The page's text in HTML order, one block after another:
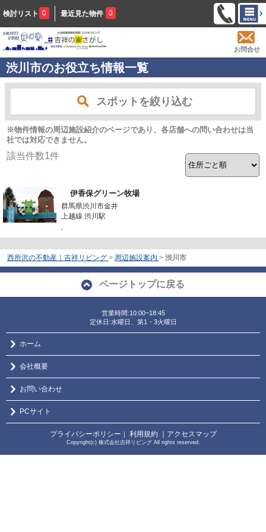
検討リスト 0 最近見た物件 0
お問合せ
渋川市のお役立ち情報一覧
スポットを絞り込む
※物件情報の周辺施設紹介のページであり、各店舗への問い合わせは当
社では対応できません。
該当件数1件
伊香保グリーン牧場
群馬県渋川市金井
上越線 渋川駅
-
西所沢の不動産｜吉祥リビング > 周辺施設案内 > 渋川市
ページトップに戻る
営業時間:10:00~18:45
定休日:水曜日、第1・3火曜日
ホーム
会社概要
お問い合わせ
PCサイト
プライバシーポリシー ｜ 利用規約 ｜アクセスマップ
Copyright(c) 株式会社吉祥リビング All rights reserved.